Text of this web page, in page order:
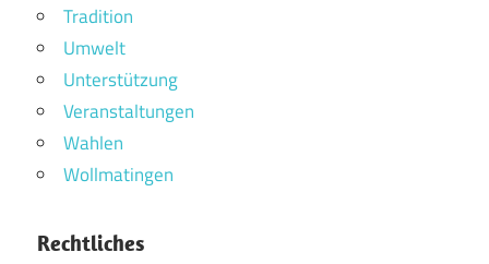
Tradition
Umwelt
Unterstützung
Veranstaltungen
Wahlen
Wollmatingen
Rechtliches